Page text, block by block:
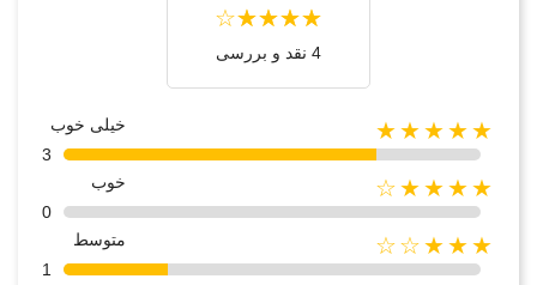
4 نقد و بررسی‌‌
★★★★★
خیلی خوب
3
★★★★☆
خوب
0
★★★☆☆
متوسط
1